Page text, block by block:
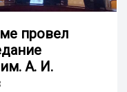
провел
А. И.